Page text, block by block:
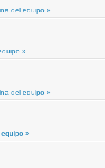
del equipo »
»
del equipo »
»